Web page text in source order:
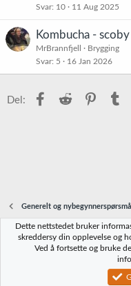
Svar 10 11 Aug 2025
Kombucha -
MrBrannfjell
Brygging
Svar 5 16 Jan 2026
Del: Facebook
Reddit
Generelt og nybegynnerspørsmål
Norbrygg-default
Vilkår og regler
Community platform by XenForo®
Dette nettstedet bruker
skreddersy din opplevelse og
Ved å fortsette og bruke